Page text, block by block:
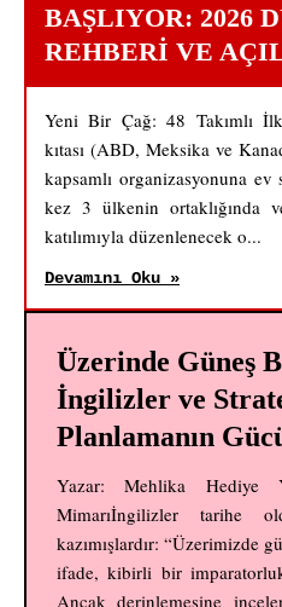
BAŞLIYOR: 2026
REHBERI VE
Yeni Bir Çağ: 48 Takımlı
kıtası (ABD, Meksika ve
kapsamlı organizasyonuna
kez 3 ülkenin
katılımıyla düzenlenecek o...
Devamını Oku »
Üzerinde Güneş
İngilizler ve
Planlamanın
Yazar: Mehlika Hediye
Mimarıİngilizler tarihe
kazımışlardır: “Üzerimizde
ifade, kibirli bir
Ancak derinlemesine